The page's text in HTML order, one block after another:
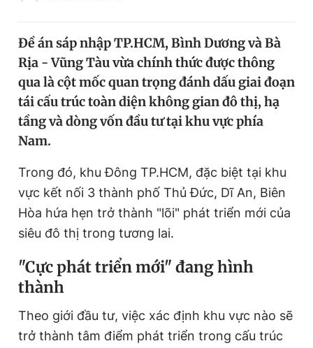
Tin thị trường
Video Magazine
Sản phẩm khác
Thông tin tòa soạn Liên hệ quảng cáo
Đề án sáp nhập TP.HCM, Bình Dương và Bà
Rịa - Vũng Tàu vừa chính thức được thông
qua là cột mốc quan trọng đánh dấu giai đoạn
tái cấu trúc toàn diện không gian đô thị, hạ
tầng và dòng vốn đầu tư tại khu vực phía
Nam.
Trong đó, khu Đông TP.HCM, đặc biệt tại khu
vực kết nối 3 thành phố Thủ Đức, Dĩ An, Biên
Hòa hứa hẹn trở thành "lõi" phát triển mới của
siêu đô thị trong tương lai.
"Cực phát triển mới" đang hình
thành
Theo giới đầu tư, việc xác định khu vực nào sẽ
trở thành tâm điểm phát triển trong cấu trúc